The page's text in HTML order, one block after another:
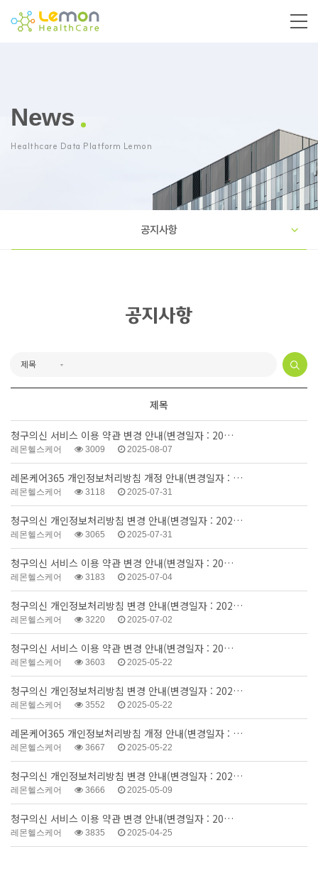
News
Healthcare Data Platform Lemon
공지사항
공지사항
제목
청구의신 서비스 이용 약관 변경 안내(변경일자 : 20…
레몬헬스케어 3009 2025-08-07
레몬케어365 개인정보처리방침 개정 안내(변경일자 : …
레몬헬스케어 3118 2025-07-31
청구의신 개인정보처리방침 변경 안내(변경일자 : 202…
레몬헬스케어 3065 2025-07-31
청구의신 서비스 이용 약관 변경 안내(변경일자 : 20…
레몬헬스케어 3183 2025-07-04
청구의신 개인정보처리방침 변경 안내(변경일자 : 202…
레몬헬스케어 3220 2025-07-02
청구의신 서비스 이용 약관 변경 안내(변경일자 : 20…
레몬헬스케어 3603 2025-05-22
청구의신 개인정보처리방침 변경 안내(변경일자 : 202…
레몬헬스케어 3552 2025-05-22
레몬케어365 개인정보처리방침 개정 안내(변경일자 : …
레몬헬스케어 3667 2025-05-22
청구의신 개인정보처리방침 변경 안내(변경일자 : 202…
레몬헬스케어 3666 2025-05-09
청구의신 서비스 이용 약관 변경 안내(변경일자 : 20…
레몬헬스케어 3835 2025-04-25